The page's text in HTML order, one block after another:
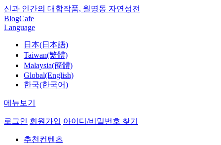
신과 인간의 대합작품, 월명동 자연성전
BlogCafe
Language
日本(日本語)
Taiwan(繁體)
Malaysia(簡體)
Global(English)
한국(한국어)
메뉴보기
로그인 회원가입 아이디/비밀번호 찾기
추천컨텐츠